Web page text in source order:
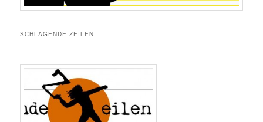
SCHLAGENDE ZEILEN